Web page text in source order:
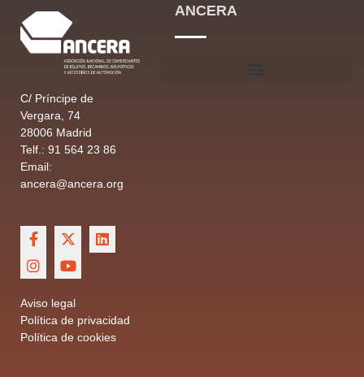
C/ Príncipe de
Vergara, 74
28006 Madrid
Telf.: 91 564 23 86
Email:
ancera@ancera.org
Aviso legal
Política de privacidad
Política de cookies
ANCERA